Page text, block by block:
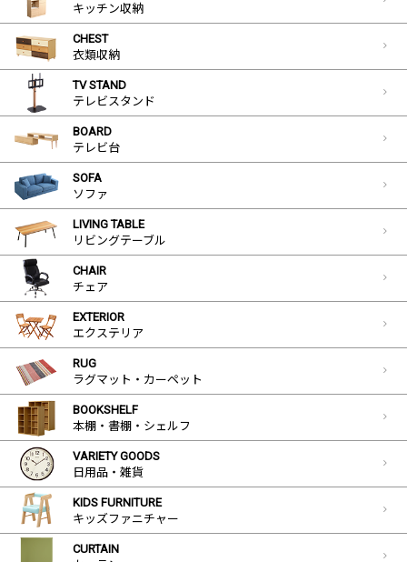
キッチン収納
CHEST
衣類収納
TV STAND
テレビスタンド
BOARD
テレビ台
SOFA
ソファ
LIVING TABLE
リビングテーブル
CHAIR
チェア
EXTERIOR
エクステリア
RUG
ラグマット・カーペット
BOOKSHELF
本棚・書棚・シェルフ
VARIETY GOODS
日用品・雑貨
KIDS FURNITURE
キッズファニチャー
CURTAIN